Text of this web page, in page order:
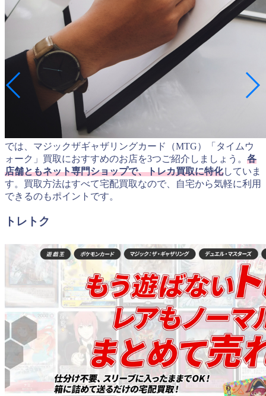
では、マジックザギャザリングカード（MTG）「タイムウ
ォーク」買取におすすめのお店を3つご紹介しましょう。 各
店舗ともネット専門ショップで、トレカ買取に特化していま
す。買取方法はすべて宅配買取なので、自宅から気軽に利用
できるのもポイントです。
トレトク